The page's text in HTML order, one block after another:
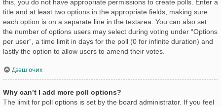
this, you do not have appropriate permissions to create polls. Enter a
title and at least two options in the appropriate fields, making sure
each option is on a separate line in the textarea. You can also set
the number of options users may select during voting under “Options
per user”, a time limit in days for the poll (0 for infinite duration) and
lastly the option to allow users to amend their votes.
Дээш очих
Why can’t I add more poll options?
The limit for poll options is set by the board administrator. If you feel